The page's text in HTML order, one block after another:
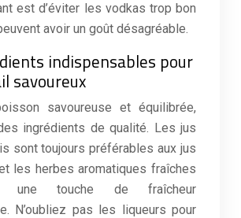
est d’éviter les vodkas trop bon
avoir un goût désagréable.
indispensables pour
savoureux
savoureuse et équilibrée,
ingrédients de qualité. Les jus
sont toujours préférables aux jus
les herbes aromatiques fraîches
une touche de fraîcheur
N’oubliez pas les liqueurs pour